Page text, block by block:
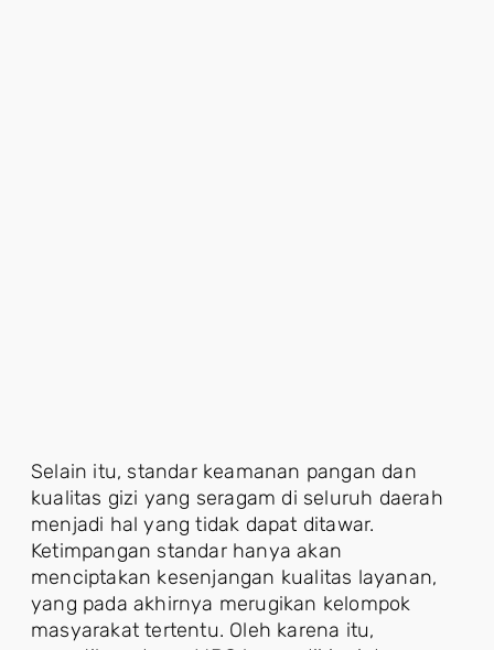
Selain itu, standar keamanan pangan dan
kualitas gizi yang seragam di seluruh daerah
menjadi hal yang tidak dapat ditawar.
Ketimpangan standar hanya akan
menciptakan kesenjangan kualitas layanan,
yang pada akhirnya merugikan kelompok
masyarakat tertentu. Oleh karena itu,